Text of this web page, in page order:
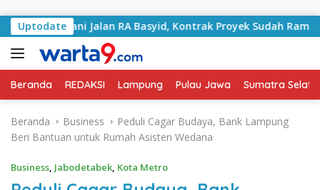
UptodateJalan RA Basyid, Kontrak Proyek Sudah Rampung
Beranda REDAKSI Lampung Pulau Jawa Sumatra
Beranda Business
Peduli Cagar Budaya, Bank Lampung
Beri Bantuan untuk Rumah Asisten Wedana
Business, Jabodetabek, Kota Metro